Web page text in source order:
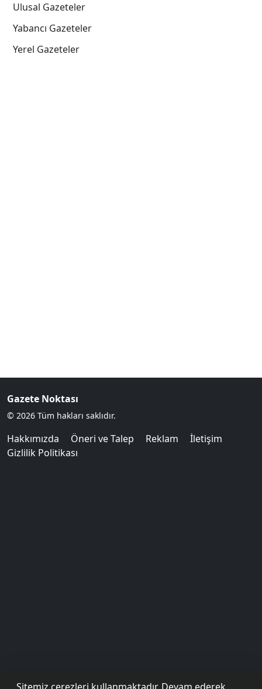
Ulusal Gazeteler
Yabancı Gazeteler
Yerel Gazeteler
Gazete Noktası
© 2026 Tüm hakları saklıdır.
Hakkımızda Öneri ve Talep Reklam
İletişim
Gizlilik Politikası